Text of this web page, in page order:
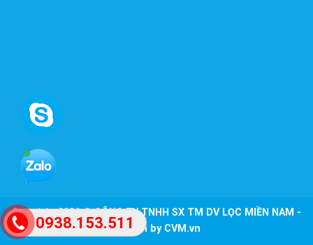
0938.153.511
Copyright 2026 ©CÔNG TY TNHH SX TM DV LỌC MIỀN NAM -
Design by CVM.vn